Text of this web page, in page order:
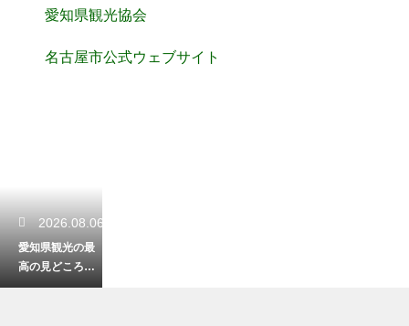
愛知県観光協会
名古屋市公式ウェブサイト
2026.08.06
愛知県観光の最
高の見どころを
徹底解説！旅が